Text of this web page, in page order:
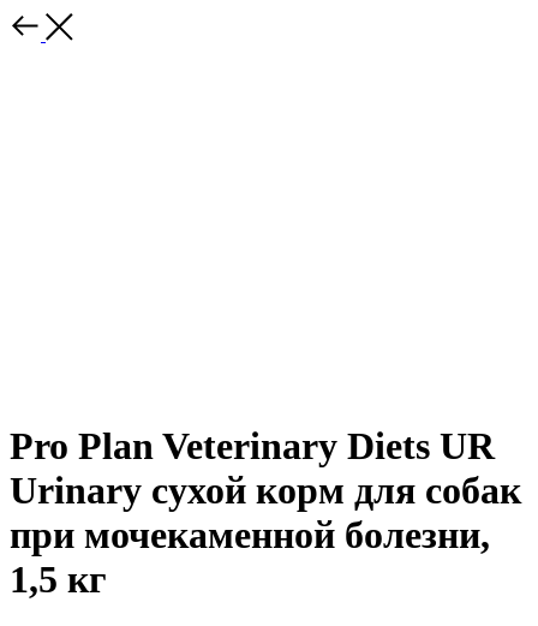
Pro Plan Veterinary Diets UR
Urinary cухой корм для собак
при мочекаменной болезни,
1,5 кг